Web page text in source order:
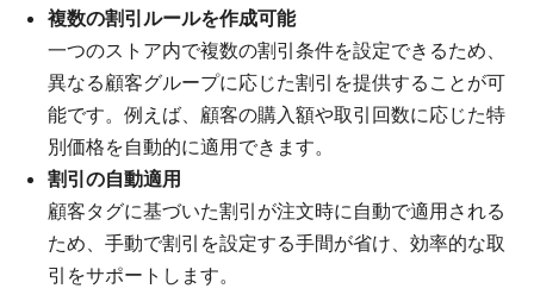
複数の割引ルールを作成可能
一つのストア内で複数の割引条件を設定できるため、
異なる顧客グループに応じた割引を提供することが可
能です。例えば、顧客の購入額や取引回数に応じた特
別価格を自動的に適用できます。
割引の自動適用
顧客タグに基づいた割引が注文時に自動で適用される
ため、手動で割引を設定する手間が省け、効率的な取
引をサポートします。